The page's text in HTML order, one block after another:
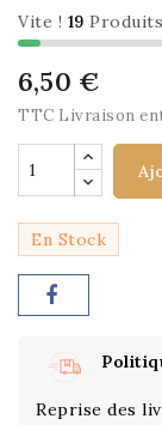
Vite ! 19
6,50 €
TTC Livraison
En Stock
Reprise des